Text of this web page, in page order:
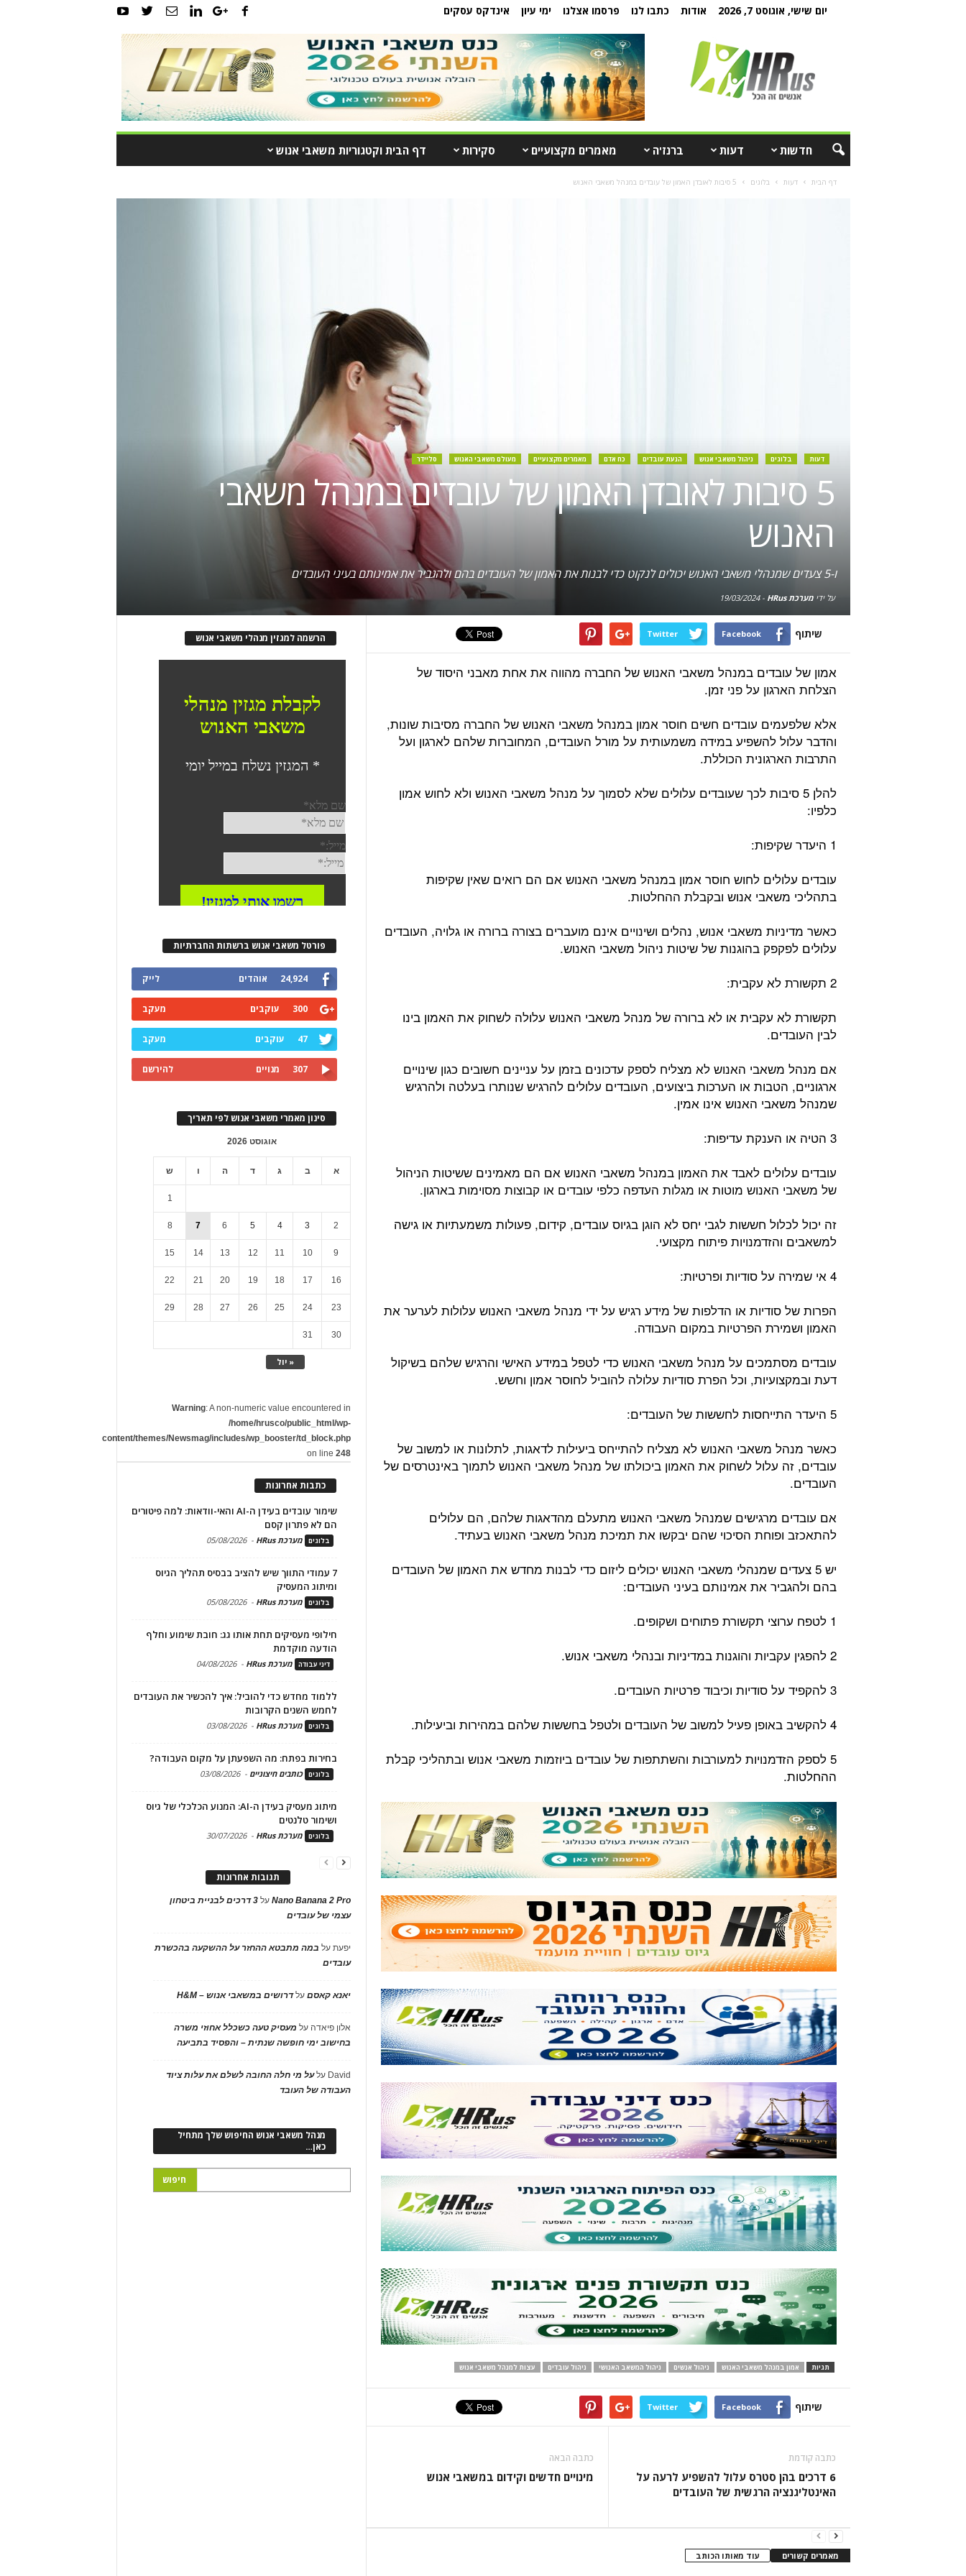
יום שישי, אוגוסט 7, 2026 אודות כתבו לנו פרסמו אצלנו ימי עיון אינדקס עסקים
חדשות דעות ברנז'ה מאמרים מקצועיים סקירות דף הבית וקטגוריות משאבי אנוש
דף הבית דעות בלוגים 5 סיבות לאובדן האמון של עובדים במנהל משאבי האנוש
דעות בלוגים ניהול משאבי אנוש הנעת עובדים כח אדם מאמרים מקצועיים מעולם משאבי האנוש סליידר
5 סיבות לאובדן האמון של עובדים במנהל משאבי
האנוש
ו-5 צעדים שמנהלי משאבי האנוש יכולים לנקוט כדי לבנות את האמון של העובדים בהם ולהגביר את אמינותם בעיני העובדים
על ידימערכת HRus -
19/03/2024
שיתוף Facebook
Twitter
אמון של עובדים במנהל משאבי האנוש של החברה מהווה את אחת מאבני היסוד של
הצלחת הארגון על פני זמן.
אלא שלפעמים עובדים חשים חוסר אמון במנהל משאבי האנוש של החברה מסיבות שונות,
והדבר עלול להשפיע במידה משמעותית על מורל העובדים, המחוברות שלהם לארגון ועל
התרבות הארגונית הכוללת.
להלן 5 סיבות לכך שעובדים עלולים שלא לסמוך על מנהל משאבי האנוש ולא לחוש אמון
כלפיו:
1 היעדר שקיפות:
עובדים עלולים לחוש חוסר אמון במנהל משאבי האנוש אם הם רואים שאין שקיפות
בתהליכי משאבי אנוש ובקבלת ההחלטות.
כאשר מדיניות משאבי אנוש, נהלים ושינויים אינם מועברים בצורה ברורה או גלויה, העובדים
עלולים לפקפק בהוגנות של שיטות ניהול משאבי האנוש.
2 תקשורת לא עקבית:
תקשורת לא עקבית או לא ברורה של מנהל משאבי האנוש עלולה לשחוק את האמון בינו
לבין העובדים.
אם מנהל משאבי האנוש לא מצליח לספק עדכונים בזמן על עניינים חשובים כגון שינויים
ארגוניים, הטבות או הערכות ביצועים, העובדים עלולים להרגיש שנותרו בעלטה ולהרגיש
שמנהל משאבי האנוש אינו אמין.
3 הטיה או הענקת עדיפות:
עובדים עלולים לאבד את האמון במנהל משאבי האנוש אם הם מאמינים ששיטות הניהול
של משאבי האנוש מוטות או מגלות העדפה כלפי עובדים או קבוצות מסוימות בארגון.
זה יכול לכלול חששות לגבי יחס לא הוגן בגיוס עובדים, קידום, פעולות משמעתיות או גישה
למשאבים והזדמנויות פיתוח מקצועי.
4 אי שמירה על סודיות ופרטיות:
הפרות של סודיות או הדלפות של מידע רגיש על ידי מנהל משאבי האנוש עלולות לערער את
האמון ושמירת הפרטיות במקום העבודה.
עובדים מסתמכים על מנהל משאבי האנוש כדי לטפל במידע האישי והרגיש שלהם בשיקול
דעת ובמקצועיות, וכל הפרת סודיות עלולה להוביל לחוסר אמון וחשש.
5 היעדר התייחסות לחששות של העובדים:
כאשר מנהל משאבי האנוש לא מצליח להתייחס ביעילות לדאגות, לתלונות או למשוב של
עובדים, זה עלול לשחוק את האמון ביכולתו של מנהל משאבי האנוש לתמוך באינטרסים של
העובדים.
אם עובדים מרגישים שמנהל משאבי האנוש מתעלם מהדאגות שלהם, הם עלולים
להתאכזב ופוחת הסיכוי שהם יבקשו את תמיכת מנהל משאבי האנוש בעתיד.
יש 5 צעדים שמנהלי משאבי האנוש יכולים ליזום כדי לבנות מחדש את האמון של העובדים
בהם ולהגביר את אמינותם בעיני העובדים:
1 לטפח ערוצי תקשורת פתוחים ושקופים.
2 להפגין עקביות והוגנות במדיניות ובנהלי משאבי אנוש.
3 להקפיד על סודיות וכיבוד פרטיות העובדים.
4 להקשיב באופן פעיל למשוב של העובדים ולטפל בחששות שלהם במהירות וביעילות.
5 לספק הזדמנויות למעורבות והשתתפות של עובדים ביוזמות משאבי אנוש ובתהליכי קבלת
ההחלטות.
תגיות אמון במנהל משאבי האנוש ניהול אנשים ניהול המשאב האנושי ניהול עובדים עצות למנהל משאבי אנוש
שיתוף Facebook
Twitter
כתבה קודמת
6 דרכים בהן סטרס עלול להשפיע לרעה על
האינטליגנציה הרגשית של העובדים
כתבה הבאה
מינויים חדשים וקידום במשאבי אנוש
מאמרים קשורים עוד מאותו הכותב
הרשמה למגזין מנהלי משאבי אנוש
פורטל משאבי אנוש ברשתות החברתיות
24,924 אוהדים לייק
300 עוקבים מעקב
47 עוקבים מעקב
307 מנויים להירשם
סינון מאמרי משאבי אנוש לפי תאריך
אוגוסט 2026
א ב ג ד ה ו ש
« יול
1
2
3
4
5
6
7
8
9
10
11
12
13
14
15
16
17
18
19
20
21
22
23
24
25
26
27
28
29
30
31
Warning: A non-numeric value encountered in
/home/hrusco/public_html/wp-
content/themes/Newsmag/includes/wp_booster/td_block.php
on line248
כתבות אחרונות
שימור עובדים בעידן ה-AI והאי-וודאות: למה פיטורים
הם לא פתרון קסם
בלוגים מערכת HRus -
05/08/2026
7 עמודי התווך שיש להציב בבסיס תהליך הגיוס
ומיתוג המעסיק
בלוגים מערכת HRus -
05/08/2026
חילופי מעסיקים תחת אותו גג: חובת שימוע וחלף
הודעה מוקדמת
דיני עבודה מערכת HRus -
04/08/2026
ללמוד מחדש כדי להוביל: איך להכשיר את העובדים
לחמש השנים הקרובות
בלוגים מערכת HRus -
03/08/2026
בחירות בפתח: מה השפעתן על מקום העבודה?
בלוגים כותבים חיצוניים -
03/08/2026
מיתוג מעסיק בעידן ה-AI: המנוע הכלכלי של גיוס
ושימור טלנטים
בלוגים מערכת HRus -
30/07/2026
תגובות אחרונות
Nano Banana 2 Proעל
3 דרכים לבניית ביטחון
עצמי של עובדים
יפעתעל במה מתבטא ההחזר על ההשקעה בהכשרת
עובדים
יאנא קאסםעלדרושים במשאבי אנוש – H&M
אלון פיאדה על מעסיק טעה כשכלל אחוזי משרה
בחישוב ימי חופשה שנתית – והפסיד בתביעה
David עלעל מי חלה החובה לשלם את עלות ציוד
העבודה של העובד
מנהל משאבי אנוש החיפוש שלך מתחיל
כאן…